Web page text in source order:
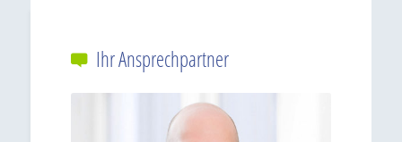
Ihr Ansprechpartner